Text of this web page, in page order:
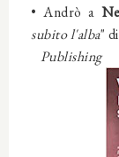
•Andrò a
subito l'alba"
Publishing